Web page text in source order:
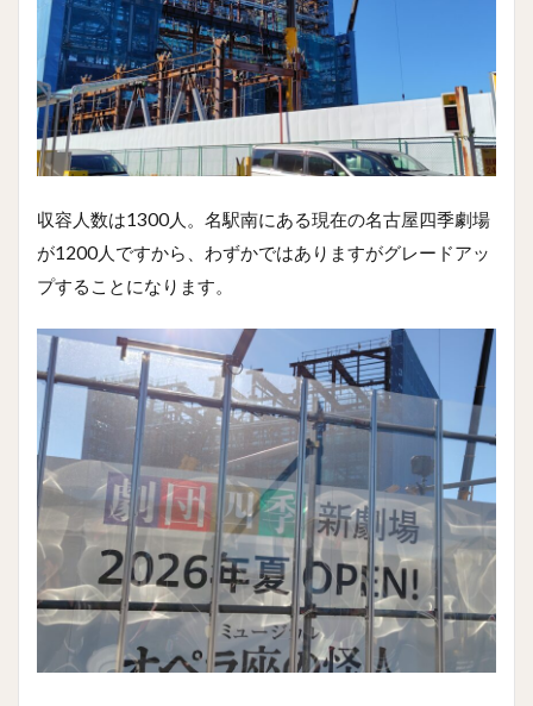
収容人数は1300人。名駅南にある現在の名古屋四季劇場
が1200人ですから、わずかではありますがグレードアッ
プすることになります。